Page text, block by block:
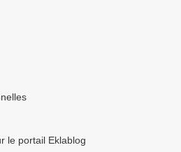
le portail Eklablog